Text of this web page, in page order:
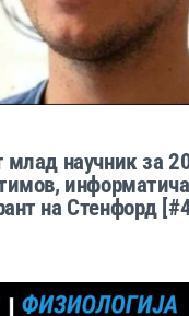
млад научник за
на Стенфорд